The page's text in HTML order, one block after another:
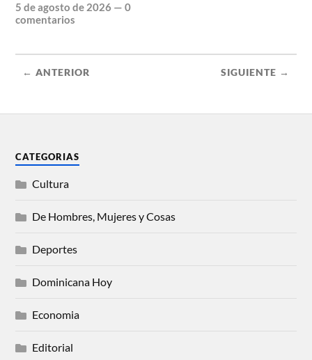
5 de agosto de 2026 —0
comentarios
← ANTERIOR SIGUIENTE →
CATEGORIAS
Cultura
De Hombres, Mujeres y Cosas
Deportes
Dominicana Hoy
Economia
Editorial